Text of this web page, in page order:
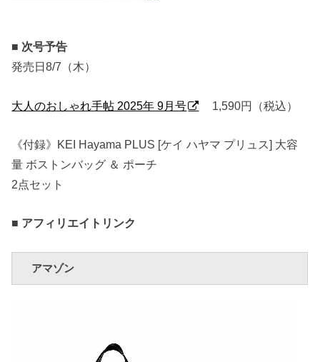
■ 次号予告
発売日8/7（木）
大人のおしゃれ手帖 2025年 9月号 1,590円（税込）
《付録》KEI Hayama PLUS [ケイ ハヤマ プリュス] 大容
量 ボストンバッグ ＆ ポーチ
2点セット
■ アフィリエイトリンク
アマゾン